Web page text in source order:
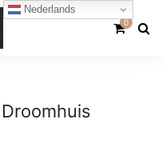
0
Nederlands